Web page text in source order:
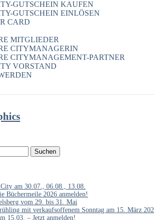
GUTSCHEIN KAUFEN
GUTSCHEIN EINLÖSEN
CARD
MITGLIEDER
CITYMANAGERIN
CITYMANAGEMENT-PARTNER
VORSTAND
am 30.07., 06.08., 13.08.
Büchermeile 2026 anmelden!
vom 29. bis 31. Mai
mit verkaufsoffenem Sonntag am 15. März
15.03. – Jetzt anmelden!